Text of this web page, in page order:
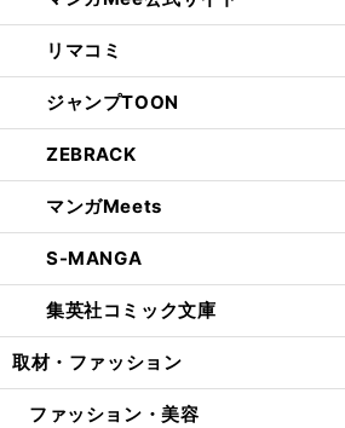
リマコミ
ジャンプTOON
ZEBRACK
マンガMeets
S-MANGA
集英社コミック文庫
取材・ファッション
ファッション・美容